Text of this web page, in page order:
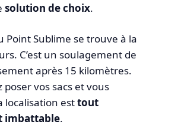
solution de choix.
Point Sublime se trouve à la
C’est un soulagement de
après 15 kilomètres.
poser vos sacs et vous
localisation esttout
imbattable.